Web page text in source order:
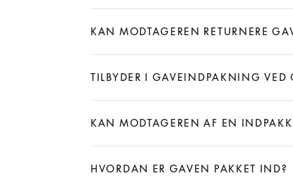
KAN MODTAGEREN RETURNERE
TILBYDER I GAVEINDPAKNING VED
KAN MODTAGEREN AF EN
HVORDAN ER GAVEN PAKKET IND?